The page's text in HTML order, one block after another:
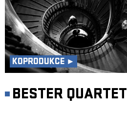
KOPRODUKCE ►
BESTER QUARTET